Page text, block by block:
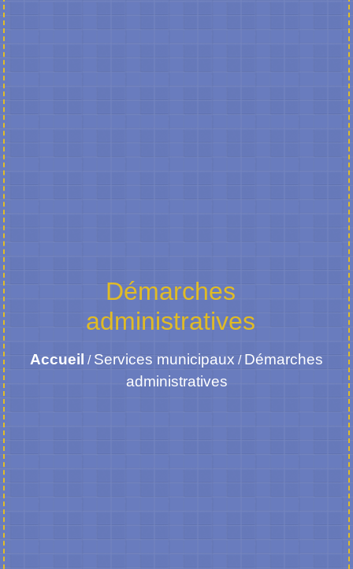
Démarches
administratives
Accueil / Services municipaux / Démarches
administratives